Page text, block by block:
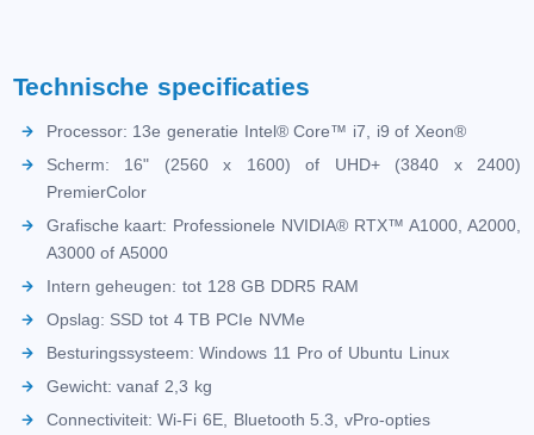
Technische specificaties
Processor: 13e generatie Intel® Core™ i7, i9 of Xeon®
Scherm: 16" (2560 x 1600) of UHD+ (3840 x 2400)
PremierColor
Grafische kaart: Professionele NVIDIA® RTX™ A1000, A2000,
A3000 of A5000
Intern geheugen: tot 128 GB DDR5 RAM
Opslag: SSD tot 4 TB PCIe NVMe
Besturingssysteem: Windows 11 Pro of Ubuntu Linux
Gewicht: vanaf 2,3 kg
Connectiviteit: Wi-Fi 6E, Bluetooth 5.3, vPro-opties